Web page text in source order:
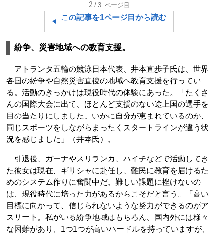
2 /3 ページ目
この記事を1ページ目から読む
紛争、災害地域への教育支援。
アトランタ五輪の競泳日本代表、井本直歩子氏は、世界
各国の紛争や自然災害直後の地域へ教育支援を行ってい
る。活動のきっかけは現役時代の体験にあった。「たくさ
んの国際大会に出て、ほとんど支援のない途上国の選手を
目の当たりにしました。いかに自分が恵まれているのか、
同じスポーツをしながらまったくスタートラインが違う状
況を感じました」（井本氏）。
引退後、ガーナやスリランカ、ハイチなどで活動してき
た彼女は現在、ギリシャに赴任し、難民に教育を届けるた
めのシステム作りに奮闘中だ。難しい課題に挫けないの
は、現役時代に培った力があるからこそだと言う。「高い
目標に向かって、信じられないような努力ができるのがア
スリート。私がいる紛争地域はもちろん、国内外には様々
な困難があり、1つ1つが高いハードルを持っていますが、